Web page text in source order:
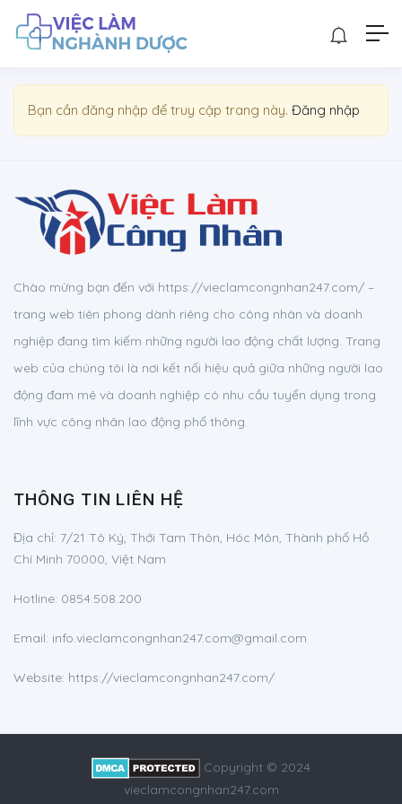
Show Sidebar
Bạn cần đăng nhập để truy cập trang này. Đăng nhập
Chào mừng bạn đến với https://vieclamcongnhan247.com/ –
trang web tiên phong dành riêng cho công nhân và doanh
nghiệp đang tìm kiếm những người lao động chất lượng. Trang
web của chúng tôi là nơi kết nối hiệu quả giữa những người lao
động đam mê và doanh nghiệp có nhu cầu tuyển dụng trong
lĩnh vực công nhân lao động phổ thông.
THÔNG TIN LIÊN HỆ
Địa chỉ: 7/21 Tô Ký, Thới Tam Thôn, Hóc Môn, Thành phố Hồ
Chí Minh 70000, Việt Nam
Hotline: 0854.508.200
Email: info.vieclamcongnhan247.com@gmail.com
Website: https://vieclamcongnhan247.com/
Copyright © 2024
vieclamcongnhan247.com